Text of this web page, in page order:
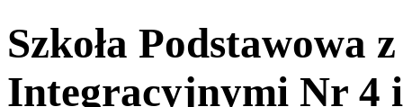
Szkoła Podstawowa
Integracyjnymi Nr 4